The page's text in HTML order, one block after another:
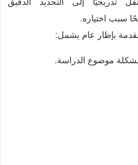
تدريجيًا إلى التحديد الدقيق
سبب اختياره.
بإطار عام يشمل:
موضوع الدراسة.